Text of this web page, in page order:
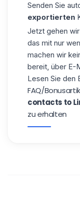
Senden Sie
exportierten
Jetzt gehen
das mit nur
machen wir
bereit, über E-
Lesen Sie den
FAQ/
contacts to
zu erhalten